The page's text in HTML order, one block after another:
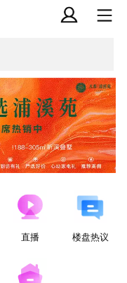
直播 楼盘热议